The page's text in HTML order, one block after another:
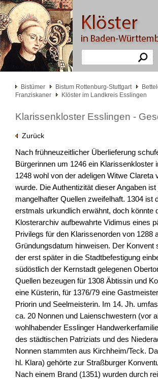
Bistümer Bistum Rottenburg-Stuttgart
Franziskaner
Klöster im Landkreis Esslingen
Klarissenkloster Esslingen -
Zurück
Nach frühneuzeitlicher Überlieferung
Bürgerinnen um 1246 ein Klarissenkloster
1248 wohl von der adeligen Witwe Clareta
wurde. Die Authentizität dieser Angaben ist
mangelhafter Quellen zweifelhaft. 1304 ist
erstmals urkundlich erwähnt, doch könnte
Klosterarchiv aufbewahrte Vidimus eines
Privilegs für den Klarissenorden von 1288
Gründungsdatum hinweisen. Der Konvent
der erst später in die Stadtbefestigung
südöstlich der Kernstadt gelegenen
Quellen bezeugen für 1308 Äbtissin und
eine Küsterin, für 1376/79 eine
Priorin und Seelmeisterin. Im 14. Jh.
ca. 20 Nonnen und Laienschwestern (vor
wohlhabender Esslinger
des städtischen Patriziats und des
Nonnen stammten aus Kirchheim/Teck.
hl. Klara) gehörte zur Straßburger
Nach einem Brand (1351) wurden durch